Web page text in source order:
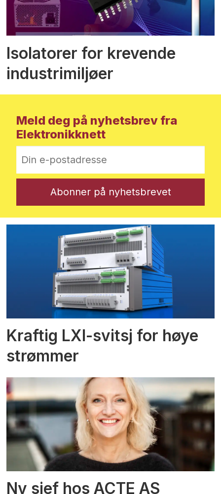
Isolatorer for krevende
industrimiljøer
Meld deg på nyhetsbrev fra
Elektronikknett
Kraftig LXI-svitsj for høye
strømmer
Ny sjef hos ACTE AS